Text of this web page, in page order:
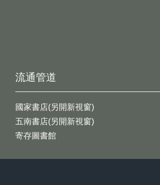
流通管道
國家書店(另開新視窗)
五南書店(另開新視窗)
寄存圖書館